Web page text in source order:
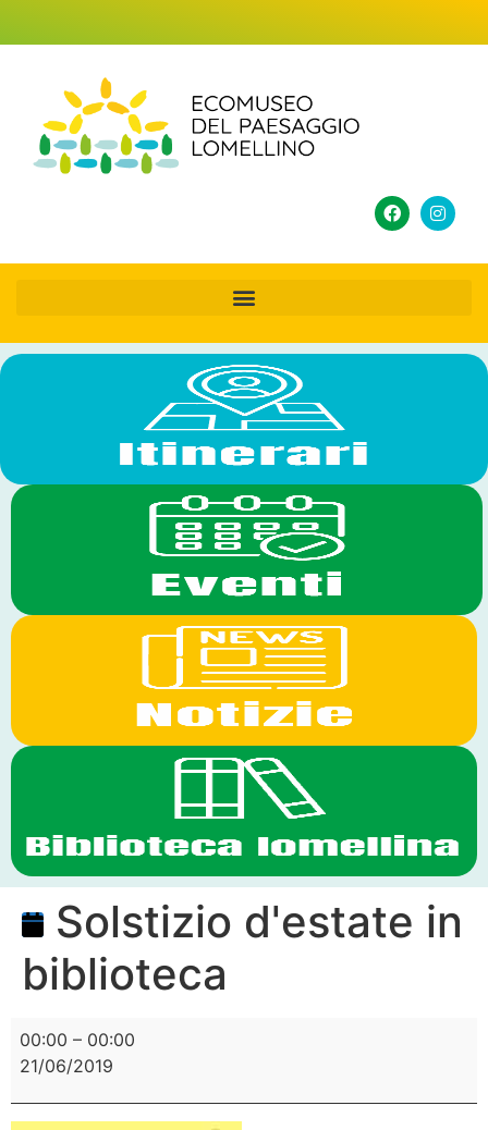
Solstizio d'estate in
biblioteca
00:00 – 00:00
21/06/2019